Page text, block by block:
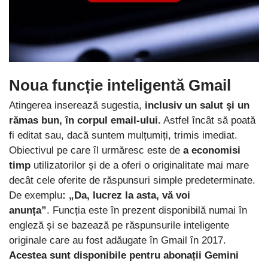
Noua funcție inteligentă Gmail
Atingerea inserează sugestia, inclusiv un salut și un
rămas bun, în corpul email-ului. Astfel încât să poată
fi editat sau, dacă suntem mulțumiți, trimis imediat.
Obiectivul pe care îl urmăresc este de a economisi
timp utilizatorilor și de a oferi o originalitate mai mare
decât cele oferite de răspunsuri simple predeterminate.
De exemplu: „Da, lucrez la asta, vă voi
anunța”. Funcția este în prezent disponibilă numai în
engleză și se bazează pe răspunsurile inteligente
originale care au fost adăugate în Gmail în 2017.
Acestea sunt disponibile pentru abonații Gemini